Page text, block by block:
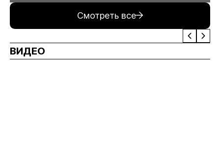
Смотреть все
ВИДЕО